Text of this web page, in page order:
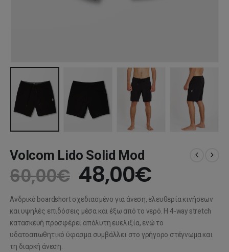
Volcom Lido Solid Mod
60,00€ Original
price
was:
60,00€.
48,00€Η
τιμή
είναι:
Ανδρικό boardshort σχεδιασμένο για άνεση, ελευθερία κινήσεων
και υψηλές επιδόσεις μέσα και έξω από το νερό. Η 4-way stretch
κατασκευή προσφέρει απόλυτη ευελιξία, ενώ το
υδατοαπωθητικό ύφασμα συμβάλλει στο γρήγορο στέγνωμα και
τη διαρκή άνεση.